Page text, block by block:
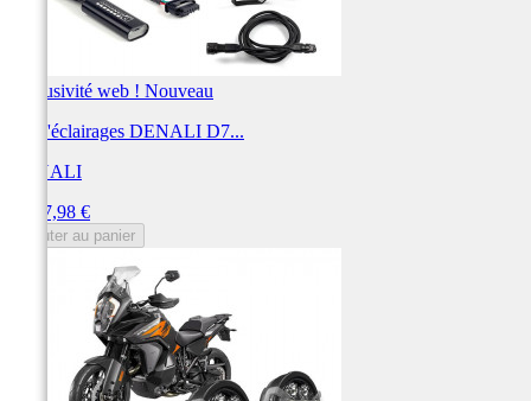
Exclusivité web ! Nouveau
Kit d'éclairages DENALI D7...
DENALI
1 527,98 €
Ajouter au panier